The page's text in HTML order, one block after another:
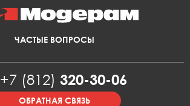
ЧАСТЫЕ ВОПРОСЫ
+7 (812) 320-30-06
ОБРАТНАЯ СВЯЗЬ